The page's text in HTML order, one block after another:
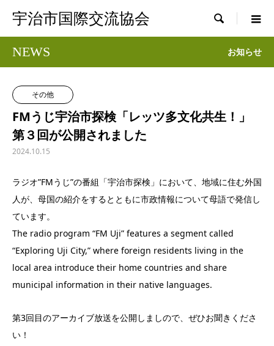
宇治市国際交流協会 
NEWS お知らせ
その他
FMうじ宇治市探検「レッツ多文化共生！」
第３回が公開されました
2024.10.15
ラジオ”FMうじ”の番組「宇治市探検」において、地域に住む外国
人が、母国の紹介をするとともに市政情報について母語で発信し
ています。
The radio program “FM Uji” features a segment called
“Exploring Uji City,” where foreign residents living in the
local area introduce their home countries and share
municipal information in their native languages.
第3回目のアーカイブ放送を公開しましので、ぜひお聞きくださ
い！